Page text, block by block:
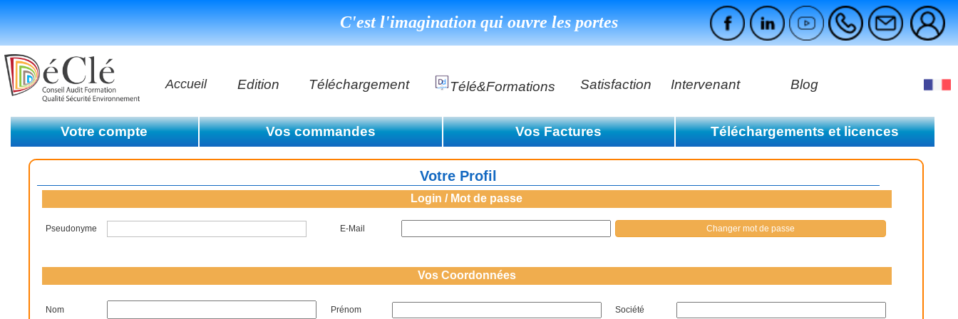
C'est l'imagination qui ouvre les portes
Accueil Edition
Les vidéos
DéClé Excellence Opérationnel Formation
DéClé Excellence Opérationnel Audit
Les livres
Téléchargement Télé&formations Satisfaction
Références
Témoignages
Intervenant Blog
Votre compte
Editer les informations de votre compte
Supprimer votre compte
Vos commandes
Votre historique de commande
Vos Factures
Consulter la liste des factures à payer
Consulter la liste des factures réglées
Téléchargements et licences
Consulter la liste des licences
Espace téléchargement
Votre Profil
Login / Mot de passe
Pseudonyme E-Mail Changer mot de passe
Vos Coordonnées
Nom Société
Prénom